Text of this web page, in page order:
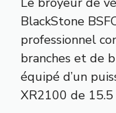
BlackStone
professionnel
branches et de
équipé d’un
XR2100 de